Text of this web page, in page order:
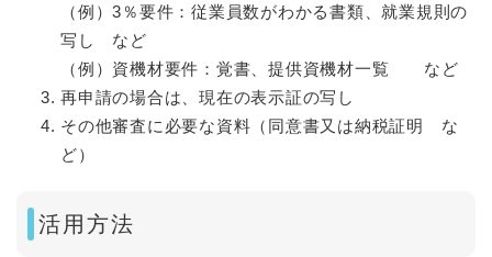
（例）3％要件：従業員数がわかる書類、就業規則の
写し など
（例）資機材要件：覚書、提供資機材一覧 など
再申請の場合は、現在の表示証の写し
その他審査に必要な資料（同意書又は納税証明 な
ど）
活用方法